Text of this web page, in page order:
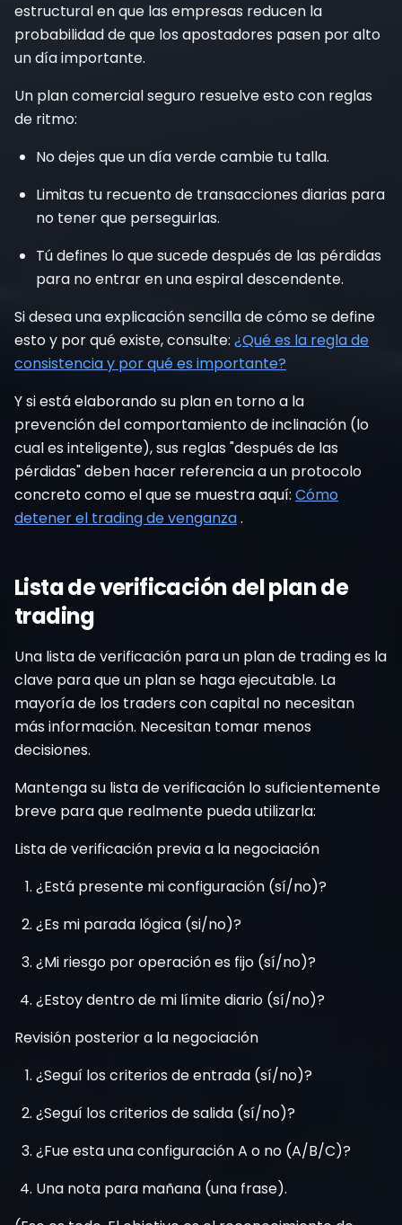
estructural en que las empresas reducen la
probabilidad de que los apostadores pasen por alto
un día importante.
Un plan comercial seguro resuelve esto con reglas
de ritmo:
No dejes que un día verde cambie tu talla.
Limitas tu recuento de transacciones diarias para
no tener que perseguirlas.
Tú defines lo que sucede después de las pérdidas
para no entrar en una espiral descendente.
Si desea una explicación sencilla de cómo se define
esto y por qué existe, consulte: ¿Qué es la regla de
consistencia y por qué es importante?
Y si está elaborando su plan en torno a la
prevención del comportamiento de inclinación (lo
cual es inteligente), sus reglas "después de las
pérdidas" deben hacer referencia a un protocolo
concreto como el que se muestra aquí: Cómo
detener el trading de venganza.
Lista de verificación del plan de
trading
Una lista de verificación para un plan de trading es la
clave para que un plan se haga ejecutable. La
mayoría de los traders con capital no necesitan
más información. Necesitan tomar menos
decisiones.
Mantenga su lista de verificación lo suficientemente
breve para que realmente pueda utilizarla:
Lista de verificación previa a la negociación
¿Está presente mi configuración (sí/no)?
¿Es mi parada lógica (si/no)?
¿Mi riesgo por operación es fijo (sí/no)?
¿Estoy dentro de mi límite diario (sí/no)?
Revisión posterior a la negociación
¿Seguí los criterios de entrada (sí/no)?
¿Seguí los criterios de salida (sí/no)?
¿Fue esta una configuración A o no (A/B/C)?
Una nota para mañana (una frase).